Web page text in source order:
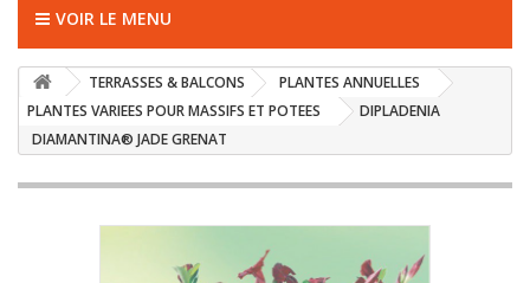
VOIR LE MENU
TERRASSES & BALCONS
PLANTES ANNUELLES
PLANTES VARIEES POUR MASSIFS ET POTEES
DIPLADENIA
DIAMANTINA® JADE GRENAT